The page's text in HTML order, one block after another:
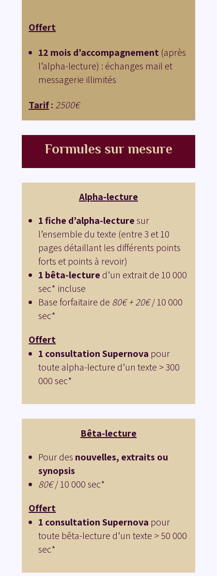
Offert
12 mois d’accompagnement (après
l’alpha-lecture) : échanges mail et
messagerie illimités
Tarif: 2500€
Formules sur mesure
Alpha-lecture
1 fiche d’alpha-lecturesur
l’ensemble du texte (entre 3 et 10
pages détaillant les différents points
forts et points à revoir)
1 bêta-lecture d’un extrait de 10 000
sec* incluse
Base forfaitaire de 80€ + 20€/ 10 000
sec*
Offert
1 consultation Supernova pour
toute alpha-lecture d’un texte > 300
000 sec*
Bêta-lecture
Pour des nouvelles, extraits ou
synopsis
80€/ 10 000 sec*
Offert
1 consultation Supernova pour
toute bêta-lecture d’un texte > 50 000
sec*